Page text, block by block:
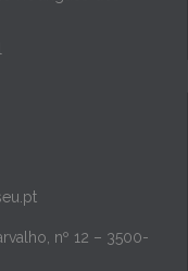
nº 12 – 3500-